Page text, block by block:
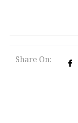
Share On: